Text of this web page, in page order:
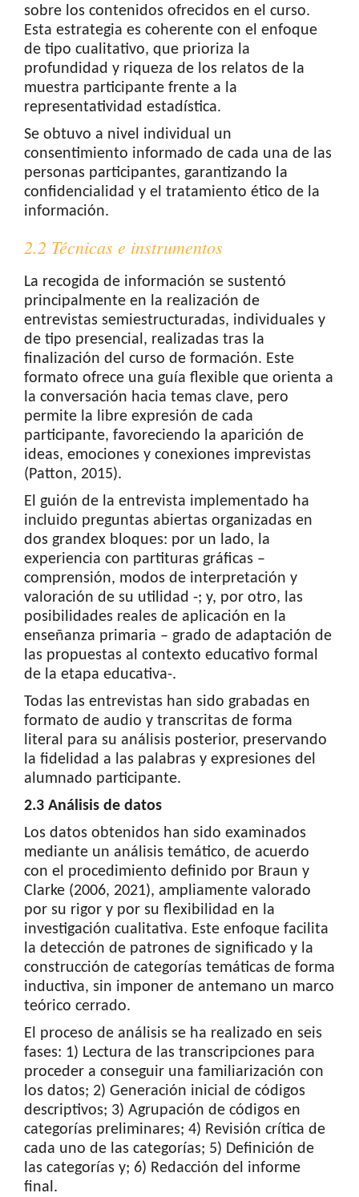
sobre los contenidos ofrecidos en el curso.
Esta estrategia es coherente con el enfoque
de tipo cualitativo, que prioriza la
profundidad y riqueza de los relatos de la
muestra participante frente a la
representatividad estadística.
Se obtuvo a nivel individual un
consentimiento informado de cada una de las
personas participantes, garantizando la
confidencialidad y el tratamiento ético de la
información.
2.2 Técnicas e instrumentos
La recogida de información se sustentó
principalmente en la realización de
entrevistas semiestructuradas, individuales y
de tipo presencial, realizadas tras la
finalización del curso de formación. Este
formato ofrece una guía flexible que orienta a
la conversación hacia temas clave, pero
permite la libre expresión de cada
participante, favoreciendo la aparición de
ideas, emociones y conexiones imprevistas
(Patton, 2015).
El guión de la entrevista implementado ha
incluido preguntas abiertas organizadas en
dos grandex bloques: por un lado, la
experiencia con partituras gráficas –
comprensión, modos de interpretación y
valoración de su utilidad -; y, por otro, las
posibilidades reales de aplicación en la
enseñanza primaria – grado de adaptación de
las propuestas al contexto educativo formal
de la etapa educativa-.
Todas las entrevistas han sido grabadas en
formato de audio y transcritas de forma
literal para su análisis posterior, preservando
la fidelidad a las palabras y expresiones del
alumnado participante.
2.3 Análisis de datos
Los datos obtenidos han sido examinados
mediante un análisis temático, de acuerdo
con el procedimiento definido por Braun y
Clarke (2006, 2021), ampliamente valorado
por su rigor y por su flexibilidad en la
investigación cualitativa. Este enfoque facilita
la detección de patrones de significado y la
construcción de categorías temáticas de forma
inductiva, sin imponer de antemano un marco
teórico cerrado.
El proceso de análisis se ha realizado en seis
fases: 1) Lectura de las transcripciones para
proceder a conseguir una familiarización con
los datos; 2) Generación inicial de códigos
descriptivos; 3) Agrupación de códigos en
categorías preliminares; 4) Revisión crítica de
cada uno de las categorías; 5) Definición de
las categorías y; 6) Redacción del informe
final.